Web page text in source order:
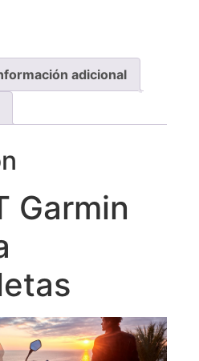
adicional
Garmin